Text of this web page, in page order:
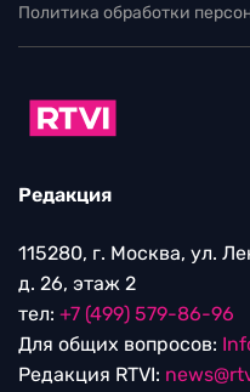
Политика обработки
Редакция
115280, г. Москва, ул.
д. 26, этаж 2
тел: +7 (499) 579-86-96
Для общих вопросов:
Редакция RTVI: